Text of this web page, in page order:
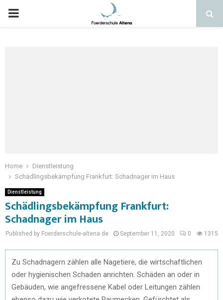
Home
Dienstleistung
Schädlingsbekämpfung Frankfurt: Schadnager im Haus
Dienstleistung
Schädlingsbekämpfung Frankfurt:
Schadnager im Haus
Published by Foerderschule-altena.de September 11, 2020 0 1315
Zu Schadnagern zählen alle Nagetiere, die wirtschaftlichen
oder hygienischen Schaden anrichten. Schäden an oder in
Gebäuden, wie angefressene Kabel oder Leitungen zählen